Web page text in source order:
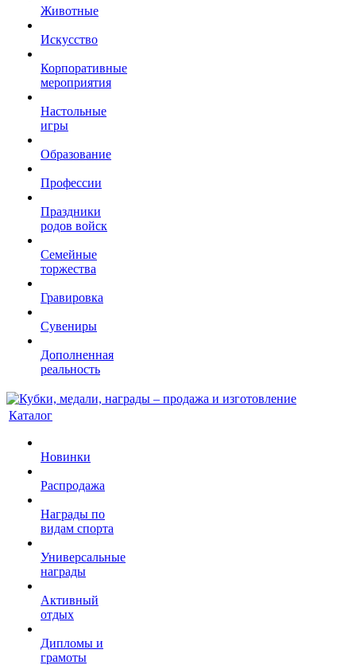
Животные
Искусство
Корпоративные
мероприятия
Настольные
игры
Образование
Профессии
Праздники
родов войск
Семейные
торжества
Гравировка
Сувениры
Дополненная
реальность
Каталог
Новинки
Распродажа
Награды по
видам спорта
Универсальные
награды
Активный
отдых
Дипломы и
грамоты